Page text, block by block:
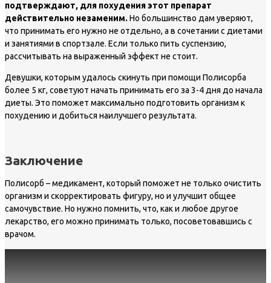
подтверждают, для похудения этот препарат
действительно незаменим. Но большинство дам уверяют,
что принимать его нужно не отдельно, а в сочетании с диетами
и занятиями в спортзале. Если только пить суспензию,
рассчитывать на выраженный эффект не стоит.
Девушки, которым удалось скинуть при помощи Полисорба
более 5 кг, советуют начать принимать его за 3-4 дня до начала
диеты. Это поможет максимально подготовить организм к
похудению и добиться наилучшего результата.
Заключение
Полисорб – медикамент, который поможет не только очистить
организм и скорректировать фигуру, но и улучшит общее
самочувствие. Но нужно помнить, что, как и любое другое
лекарство, его можно принимать только, посоветовавшись с
врачом.